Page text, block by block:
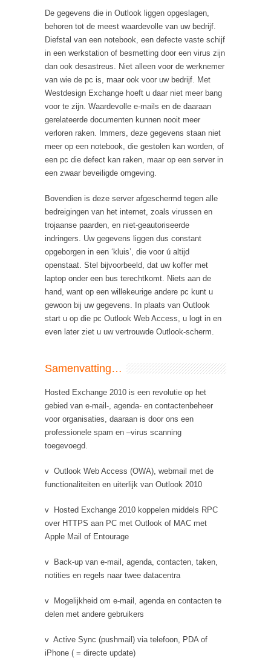
De gegevens die in Outlook liggen opgeslagen,
behoren tot de meest waardevolle van uw bedrijf.
Diefstal van een notebook, een defecte vaste schijf
in een werkstation of besmetting door een virus zijn
dan ook desastreus. Niet alleen voor de werknemer
van wie de pc is, maar ook voor uw bedrijf. Met
Westdesign Exchange hoeft u daar niet meer bang
voor te zijn. Waardevolle e-mails en de daaraan
gerelateerde documenten kunnen nooit meer
verloren raken. Immers, deze gegevens staan niet
meer op een notebook, die gestolen kan worden, of
een pc die defect kan raken, maar op een server in
een zwaar beveiligde omgeving.
Bovendien is deze server afgeschermd tegen alle
bedreigingen van het internet, zoals virussen en
trojaanse paarden, en niet-geautoriseerde
indringers. Uw gegevens liggen dus constant
opgeborgen in een ‘kluis’, die voor ú altijd
openstaat. Stel bijvoorbeeld, dat uw koffer met
laptop onder een bus terechtkomt. Niets aan de
hand, want op een willekeurige andere pc kunt u
gewoon bij uw gegevens. In plaats van Outlook
start u op die pc Outlook Web Access, u logt in en
even later ziet u uw vertrouwde Outlook-scherm.
Samenvatting…
Hosted Exchange 2010 is een revolutie op het
gebied van e-mail-, agenda- en contactenbeheer
voor organisaties, daaraan is door ons een
professionele spam en –virus scanning
toegevoegd.
v Outlook Web Access (OWA), webmail met de
functionaliteiten en uiterlijk van Outlook 2010
v Hosted Exchange 2010 koppelen middels RPC
over HTTPS aan PC met Outlook of MAC met
Apple Mail of Entourage
v Back-up van e-mail, agenda, contacten, taken,
notities en regels naar twee datacentra
v Mogelijkheid om e-mail, agenda en contacten te
delen met andere gebruikers
v Active Sync (pushmail) via telefoon, PDA of
iPhone ( = directe update)